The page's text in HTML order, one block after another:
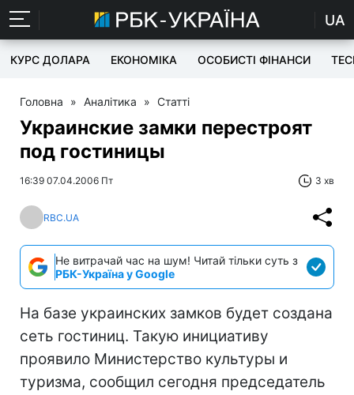
UA
КУРС ДОЛАРА ЕКОНОМІКА ОСОБИСТІ ФІНАНСИ
Головна » Аналітика » Статті
Украинские замки перестроят
под гостиницы
16:39 07.04.2006 Пт 3 хв
RBC.UA
Не витрачай час на шум! Читай тільки суть з
РБК-Україна у Google
На базе украинских замков будет создана
сеть гостиниц. Такую инициативу
проявило Министерство культуры и
туризма, сообщил сегодня председатель